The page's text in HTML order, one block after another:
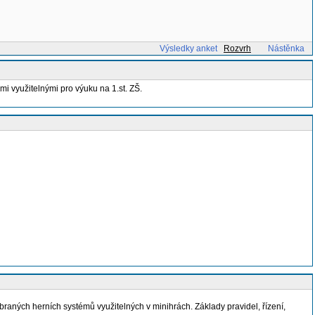
Výsledky anket Rozvrh Nástěnka
využitelnými pro výuku na 1.st. ZŠ.
herních systémů využitelných v minihrách. Základy pravidel, řízení,